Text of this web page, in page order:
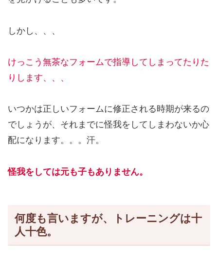
しかし、、、
けっこう無茶なフォームで指導してしまってたりた
りします、、、
いつかは正しいフォームに修正される時期が来るの
でしょうが、それまでに怪我をしてしまわないか心
配になります。。。汗。
怪我をしては元も子もありません。
何度も言いますが、トレーニングは十
人十色。